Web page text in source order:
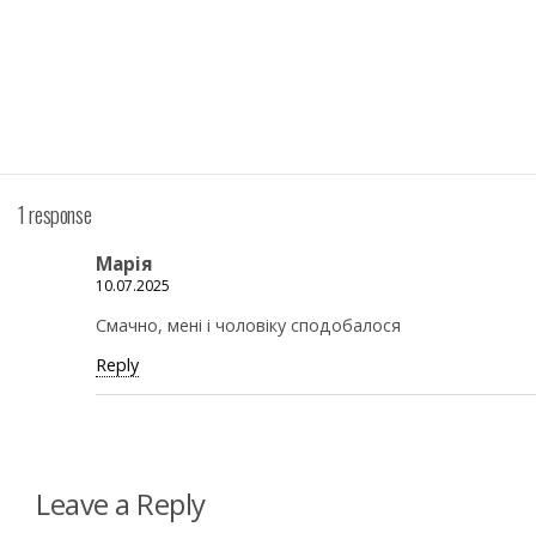
1 response
Марія
10.07.2025
Смачно, мені і чоловіку сподобалося
Reply
Leave a Reply